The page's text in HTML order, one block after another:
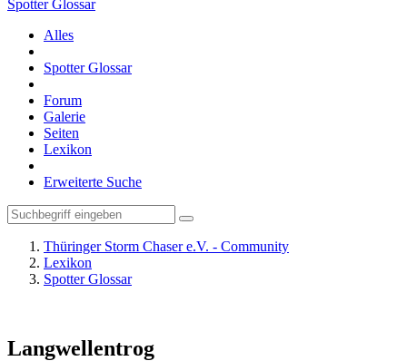
Spotter Glossar
Alles
Spotter Glossar
Forum
Galerie
Seiten
Lexikon
Erweiterte Suche
Thüringer Storm Chaser e.V. - Community
Lexikon
Spotter Glossar
Langwellentrog